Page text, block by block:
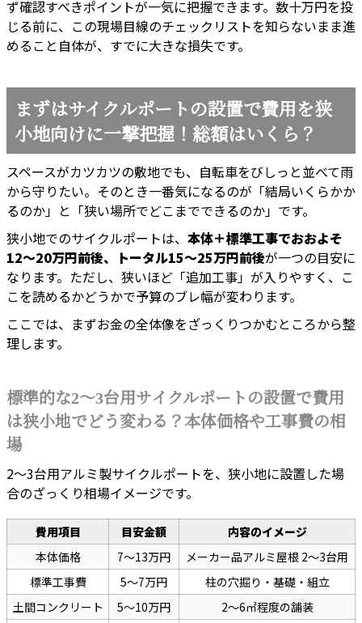
ず確認すべきポイントが一気に把握できます。数十万円を投
じる前に、この現場目線のチェックリストを知らないまま進
めること自体が、すでに大きな損失です。
まずはサイクルポートの設置で費用を狭
小地向けに一撃把握！総額はいくら？
スペースがカツカツの敷地でも、自転車をびしっと並べて雨
から守りたい。そのとき一番気になるのが「結局いくらかか
るのか」と「狭い場所でどこまでできるのか」です。
狭小地でのサイクルポートは、 本体＋標準工事でおおよそ
12〜20万円前後、トータル15〜25万円前後が一つの目安に
なります。ただし、狭いほど「追加工事」が入りやすく、こ
こを読めるかどうかで予算のブレ幅が変わります。
ここでは、まずお金の全体像をざっくりつかむところから整
理します。
標準的な2〜3台用サイクルポートの設置で費用
は狭小地でどう変わる？本体価格や工事費の相
場
2〜3台用アルミ製サイクルポートを、狭小地に設置した場
合のざっくり相場イメージです。
費用項目 目安金額
内容のイメージ
本体価格
7〜13万円
メーカー品アルミ屋根 2〜3台用
標準工事費
5〜7万円
柱の穴掘り・基礎・組立
土間コンクリート
5〜10万円
2〜6㎡程度の舗装